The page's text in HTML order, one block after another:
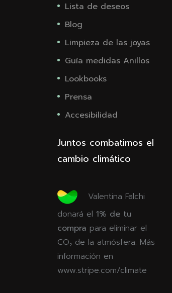
Lista de deseos
Blog
Limpieza de las joyas
Guía medidas Anillos
Lookbooks
Prensa
Accesibilidad
Juntos combatimos el
cambio climático
Valentina Falchi
donará el 1% de tu
compra para eliminar el
CO₂ de la atmósfera. Más
información en
www.stripe.com/climate